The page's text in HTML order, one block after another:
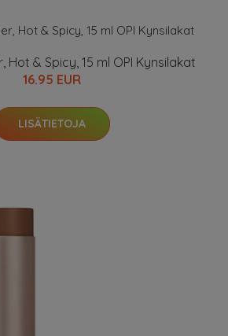
Hot & Spicy, 15 ml OPI Kynsilakat
16.95 EUR
LISÄTIETOJA